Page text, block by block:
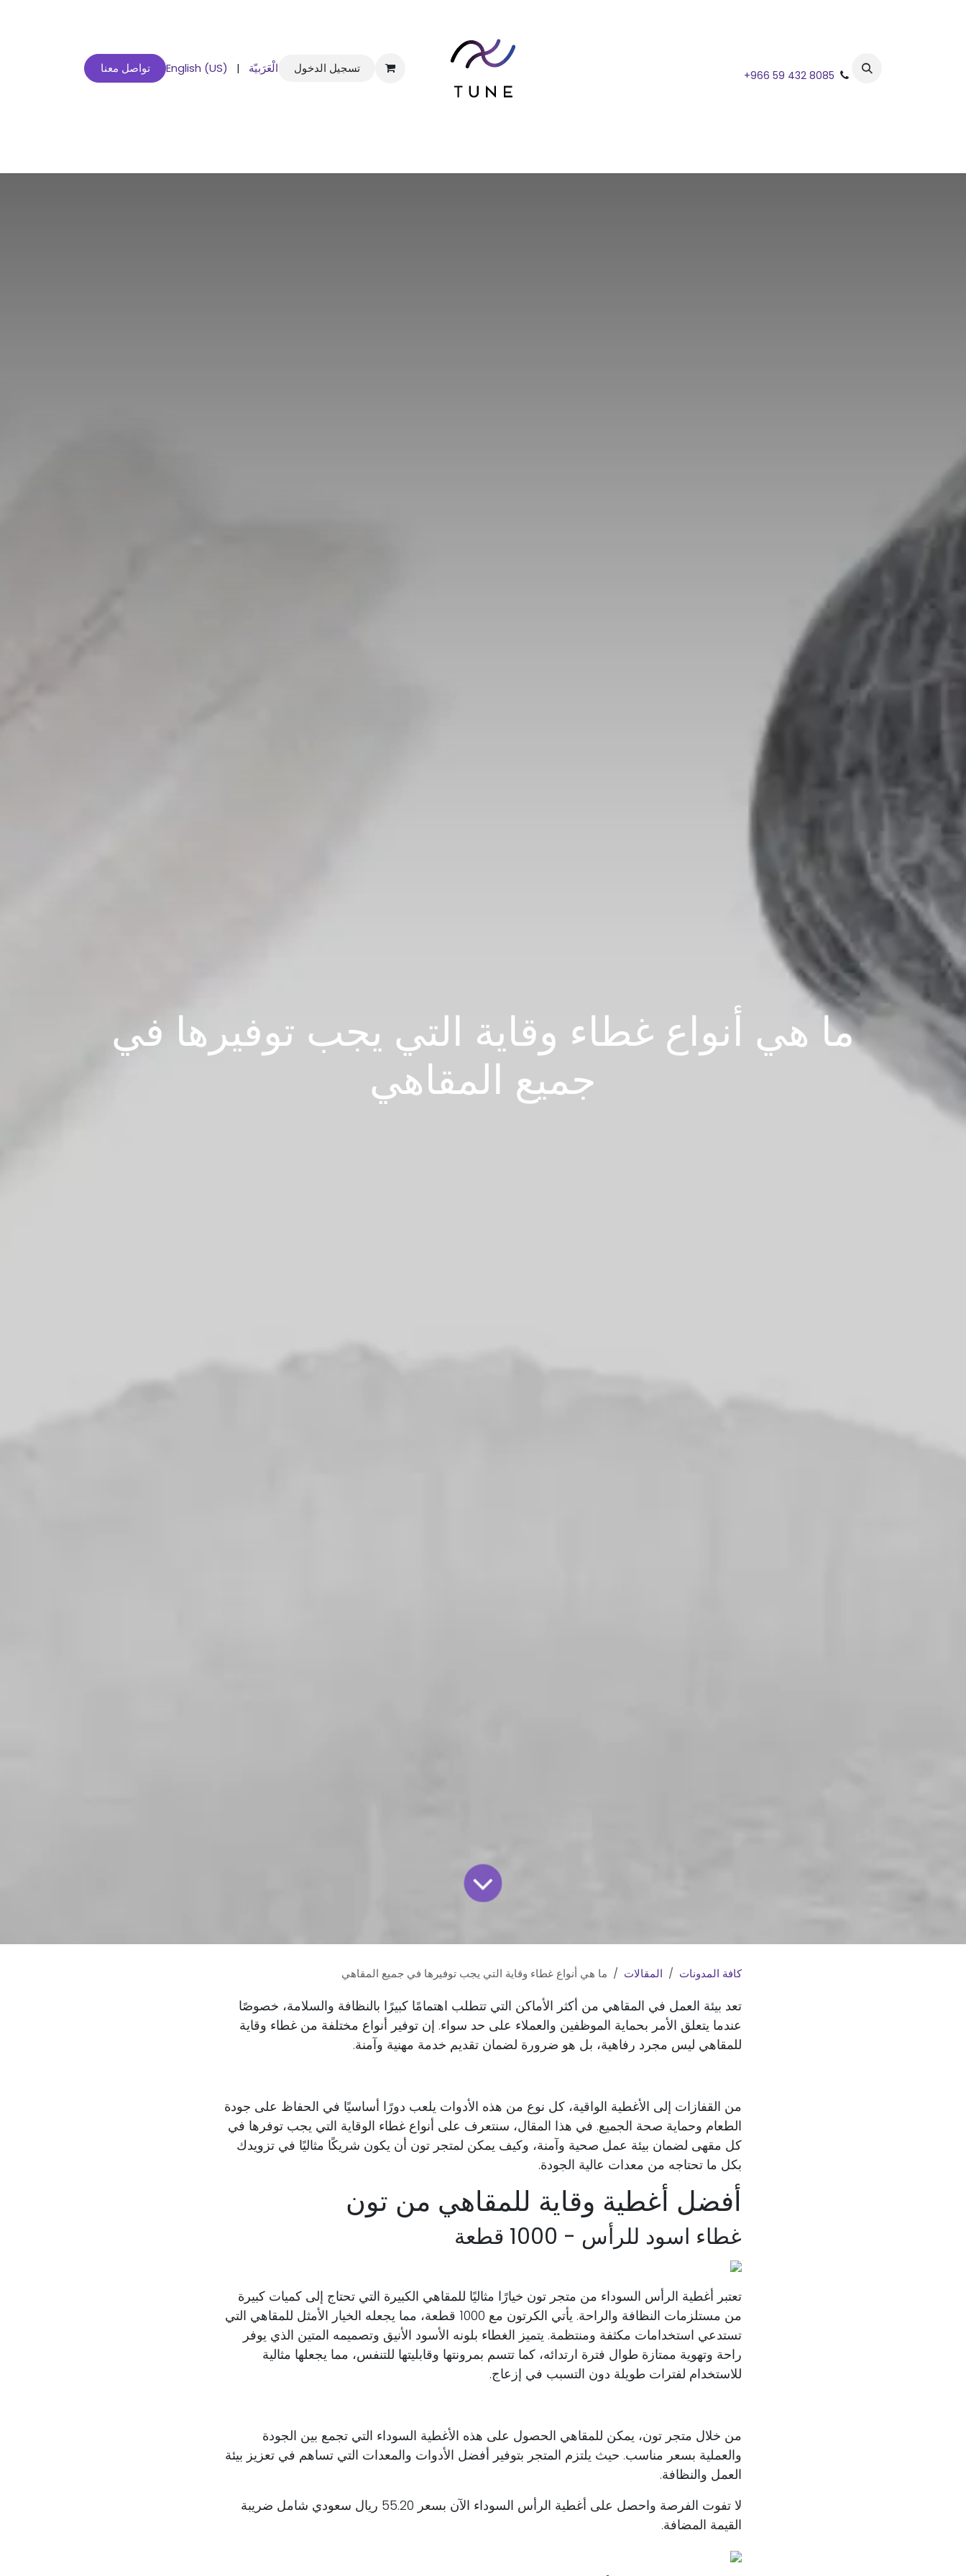
+966 59 432 8085 تسجيل الدخول الْعَرَبيّة |
English (US) تواصل معنا
ما هي أنواع غطاء وقاية التي يجب توفيرها في
جميع المقاهي
كافة المدونات المقالات ما هي أنواع غطاء وقاية التي يجب توفيرها في جميع المقاهي
تعد بيئة العمل في المقاهي من أكثر الأماكن التي تتطلب اهتمامًا كبيرًا بالنظافة والسلامة، خصوصًا
عندما يتعلق الأمر بحماية الموظفين والعملاء على حد سواء. إن توفير أنواع مختلفة من غطاء وقاية
للمقاهي ليس مجرد رفاهية، بل هو ضرورة لضمان تقديم خدمة مهنية وآمنة.
من القفازات إلى الأغطية الواقية، كل نوع من هذه الأدوات يلعب دورًا أساسيًا في الحفاظ على جودة
الطعام وحماية صحة الجميع. في هذا المقال، سنتعرف على أنواع غطاء الوقاية التي يجب توفرها في
كل مقهى لضمان بيئة عمل صحية وآمنة، وكيف يمكن لمتجر تون أن يكون شريكًا مثاليًا في تزويدك
بكل ما تحتاجه من معدات عالية الجودة.
أفضل أغطية وقاية للمقاهي من تون
غطاء اسود للرأس - 1000 قطعة
تعتبر أغطية الرأس السوداء من متجر تون خيارًا مثاليًا للمقاهي الكبيرة التي تحتاج إلى كميات كبيرة
من مستلزمات النظافة والراحة. يأتي الكرتون مع 1000 قطعة، مما يجعله الخيار الأمثل للمقاهي التي
تستدعي استخدامات مكثفة ومنتظمة. يتميز الغطاء بلونه الأسود الأنيق وتصميمه المتين الذي يوفر
راحة وتهوية ممتازة طوال فترة ارتدائه، كما تتسم بمرونتها وقابليتها للتنفس، مما يجعلها مثالية
للاستخدام لفترات طويلة دون التسبب في إزعاج.
من خلال متجر تون، يمكن للمقاهي الحصول على هذه الأغطية السوداء التي تجمع بين الجودة
والعملية بسعر مناسب. حيث يلتزم المتجر بتوفير أفضل الأدوات والمعدات التي تساهم في تعزيز بيئة
العمل والنظافة.
لا تفوت الفرصة واحصل على أغطية الرأس السوداء الآن بسعر 55.20 ريال سعودي شامل ضريبة
القيمة المضافة.